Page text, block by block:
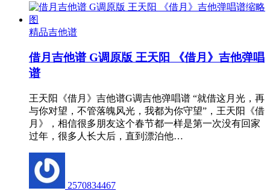
精品吉他谱
借月吉他谱 G调原版 王天阳 《借月》吉他弹唱
谱
王天阳《借月》吉他谱G调吉他弹唱谱 “就借这月光，再
与你对望，不管落魄风光，我都为你守望”，王天阳《借
月》，相信很多朋友这个春节都一样是第一次没有回家
过年，很多人长大后，直到漂泊他…
2570834467